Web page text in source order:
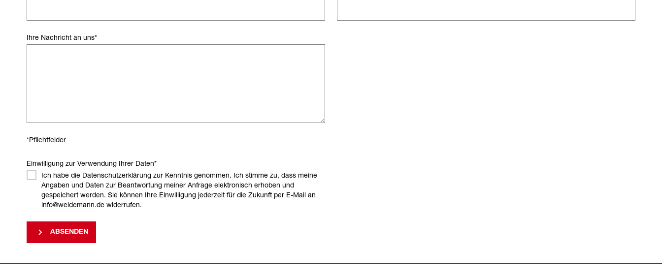
Ihre Nachricht an uns*
*Pflichtfelder
Einwilligung zur Verwendung Ihrer Daten*
Ich habe die Datenschutzerklärung zur Kenntnis genommen. Ich stimme zu, dass meine
Angaben und Daten zur Beantwortung meiner Anfrage elektronisch erhoben und
gespeichert werden. Sie können Ihre Einwilligung jederzeit für die Zukunft per E-Mail an
info@weidemann.de widerrufen.
ABSENDEN